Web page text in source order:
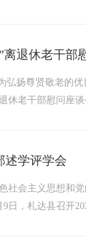
离退休老干部
弘扬尊贤敬老的
休老干部慰问座
述学评学会
社会主义思想和
日，札达县召开